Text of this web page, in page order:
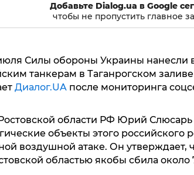
Добавьте Dialog.ua в Google
чтобы не пропустить главное
Силы обороны Украины нанесли
танкерам в Таганрогском
Диалог.UAпосле мониторинга
области РФ Юрий
объекты этого российского
воздушной атаке. Он утверждает,
областью якобы сбила